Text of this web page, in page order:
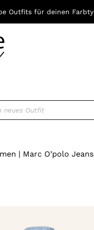
Outfits für deinen
| Marc O’polo